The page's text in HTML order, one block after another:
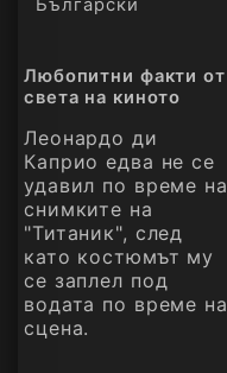
Български
Любопитни факти от
света на киното
Леонардо ди
Каприо едва не се
удавил по време на
снимките на
"Титаник", след
като костюмът му
се заплел под
водата по време на
сцена.